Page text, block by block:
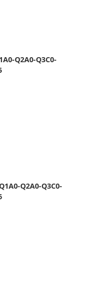
Q2A0-Q3C0-
Q2A0-Q3C0-